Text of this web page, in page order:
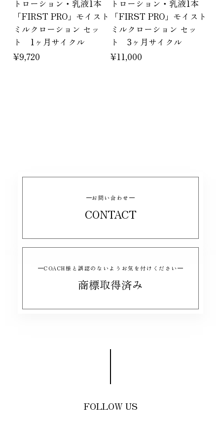
トローション・乳液1本
「FIRST PRO」モイスト
ミルクローション セッ
ト 1ヶ月サイクル
¥9,720
トローション・乳液1本
「FIRST PRO」モイスト
ミルクローション セッ
ト 3ヶ月サイクル
¥11,000
お問い合わせ
CONTACT
COACH様と誤認のないようお気を付けください
商標取得済み
FOLLOW US